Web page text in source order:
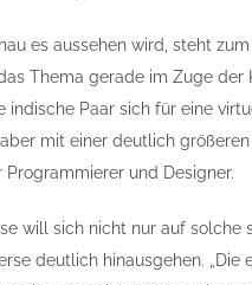
es aussehen wird, steht
Thema gerade im Zuge
Paar sich für eine
mit einer deutlich
und Designer.
will sich nicht nur auf
deutlich hinausgehen.